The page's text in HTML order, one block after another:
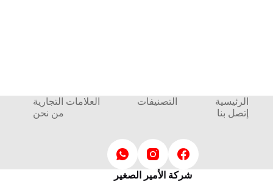
الرئيسية التصنيفات
العلامات التجارية
إتصل بنا
من نحن
شركة الأمير الصغير